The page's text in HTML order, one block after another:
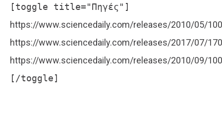
[toggle title="Πηγές"]
https://www.sciencedaily.com/releases/2010/05/
https://www.sciencedaily.com/releases/2017/07/
https://www.sciencedaily.com/releases/2010/09/
[/toggle]